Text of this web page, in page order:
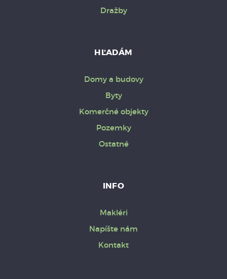
Dražby
HĽADÁM
Domy a budovy
Byty
Komerčné objekty
Pozemky
Ostatné
INFO
Makléri
Napíšte nám
Kontakt